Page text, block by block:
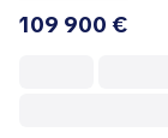
109 900 €